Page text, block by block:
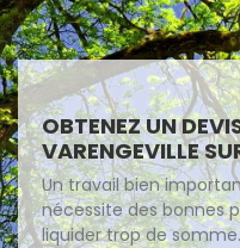
OBTENEZ UN
VARENGEVILLE
Un travail bien
nécessite des bonnes
liquider trop de